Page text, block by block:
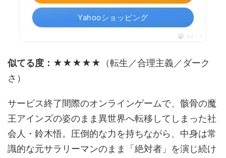
Yahooショッピング
ポチップ
似てる度：★★★★★ （転生／合理主義／ダーク
さ）
サービス終了間際のオンラインゲームで、骸骨の魔
王アインズの姿のまま異世界へ転移してしまった社
会人・鈴木悟。圧倒的な力を持ちながら、中身は常
識的な元サラリーマンのまま「絶対者」を演じ続け